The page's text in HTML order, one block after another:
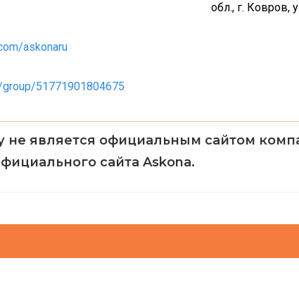
askonaru
group/51771901804675
обл., г. Ковров,
не является официальным сайтом
сайта Askona.